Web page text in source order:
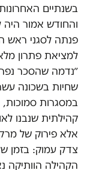
בשנתיים
והחודש אמור היה
פנתה לסגני ראש
למציאת פתרון
״נדמה שהסכר
שחיות בשכונה
במסגרות סמוכות,
קהילתית שנבנו
אלא פירוק של
צדק עמוק: בזמן
הקהילה הוותיקה